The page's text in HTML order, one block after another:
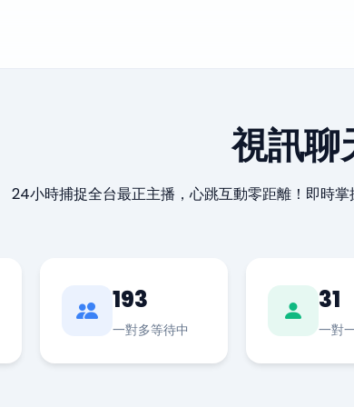
視訊聊
24小時捕捉全台最正主播，心跳互動零距離！即時
193
一對多等待中
31
一對